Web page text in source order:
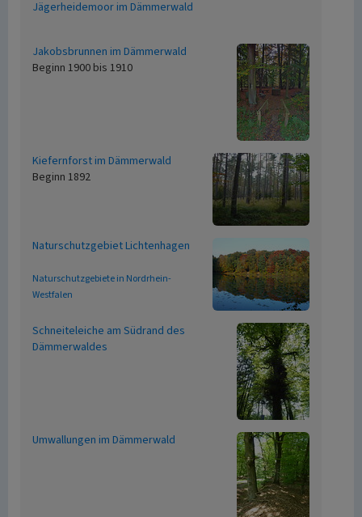
Jägerheidemoor im Dämmerwald
Jakobsbrunnen im Dämmerwald
Beginn 1900 bis 1910
Kiefernforst im Dämmerwald
Beginn 1892
Naturschutzgebiet Lichtenhagen
Naturschutzgebiete in Nordrhein-
Westfalen
Schneiteleiche am Südrand des
Dämmerwaldes
Umwallungen im Dämmerwald